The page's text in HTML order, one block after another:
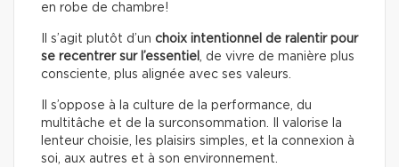
en robe de chambre!
Il s’agit plutôt d’un choix intentionnel de ralentir pour
se recentrer sur l’essentiel
, de vivre de manière plus
consciente, plus alignée avec ses valeurs.
Il s’oppose à la culture de la performance, du
multitâche et de la surconsommation. Il valorise la
lenteur choisie, les plaisirs simples, et la connexion à
soi, aux autres et à son environnement.